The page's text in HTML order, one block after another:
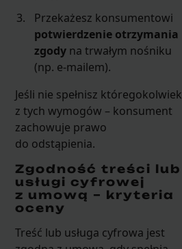
Przekażesz konsumentowi
potwierdzenie otrzymania
zgody na trwałym nośniku
(np. e-mailem).
Jeśli nie spełnisz któregokolwiek
z tych wymogów – konsument
zachowuje prawo
do odstąpienia.
Zgodność treści lub
usługi cyfrowej
z umową – kryteria
oceny
Treść lub usługa cyfrowa jest